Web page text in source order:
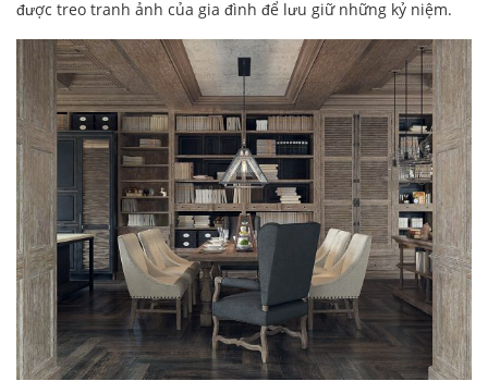
được treo tranh ảnh của gia đình để lưu giữ những kỷ niệm.